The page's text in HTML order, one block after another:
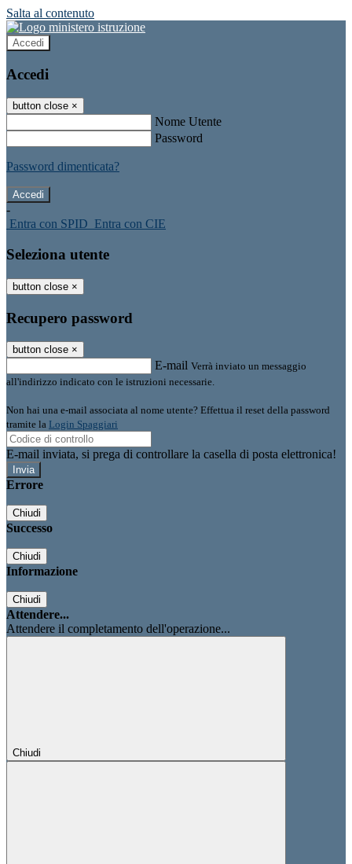
Salta al contenuto
Accedi
Accedi
button close ×
Nome Utente
Password
Password dimenticata?
-
Entra con SPID Entra con CIE
Seleziona utente
button close ×
Recupero password
button close ×
E-mail Verrà inviato un messaggio
all'indirizzo indicato con le istruzioni necessarie.
Non hai una e-mail associata al nome utente? Effettua il reset della password
tramite la Login Spaggiari
E-mail inviata, si prega di controllare la casella di posta elettronica!
Errore
Chiudi
Successo
Chiudi
Informazione
Chiudi
Attendere...
Attendere il completamento dell'operazione...
Chiudi